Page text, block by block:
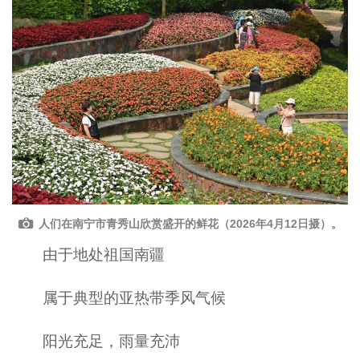
人们在南宁市青秀山欣赏盛开的鲜花（2026年4月12日摄）。
由于地处祖国南疆
属于典型的亚热带季风气候
阳光充足，雨量充沛